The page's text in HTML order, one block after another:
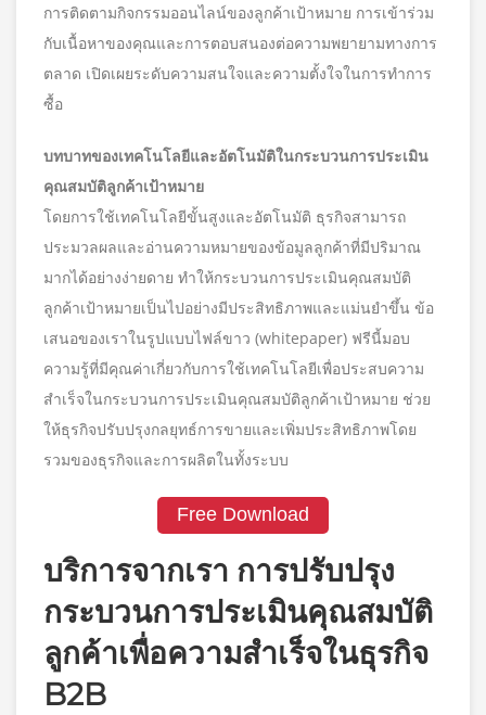
การติดตามกิจกรรมออนไลน์ของลูกค้าเป้าหมาย การเข้าร่วม
กับเนื้อหาของคุณและการตอบสนองต่อความพยายามทางการ
ตลาด เปิดเผยระดับความสนใจและความตั้งใจในการทำการ
ซื้อ
บทบาทของเทคโนโลยีและอัตโนมัติในกระบวนการประเมิน
คุณสมบัติลูกค้าเป้าหมาย
โดยการใช้เทคโนโลยีขั้นสูงและอัตโนมัติ ธุรกิจสามารถ
ประมวลผลและอ่านความหมายของข้อมูลลูกค้าที่มีปริมาณ
มากได้อย่างง่ายดาย ทำให้กระบวนการประเมินคุณสมบัติ
ลูกค้าเป้าหมายเป็นไปอย่างมีประสิทธิภาพและแม่นยำขึ้น ข้อ
เสนอของเราในรูปแบบไฟล์ขาว (whitepaper) ฟรีนี้มอบ
ความรู้ที่มีคุณค่าเกี่ยวกับการใช้เทคโนโลยีเพื่อประสบความ
สำเร็จในกระบวนการประเมินคุณสมบัติลูกค้าเป้าหมาย ช่วย
ให้ธุรกิจปรับปรุงกลยุทธ์การขายและเพิ่มประสิทธิภาพโดย
รวมของธุรกิจและการผลิตในทั้งระบบ
Free Download
บริการจากเรา การปรับปรุง
กระบวนการประเมินคุณสมบัติ
ลูกค้าเพื่อความสำเร็จในธุรกิจ
B2B